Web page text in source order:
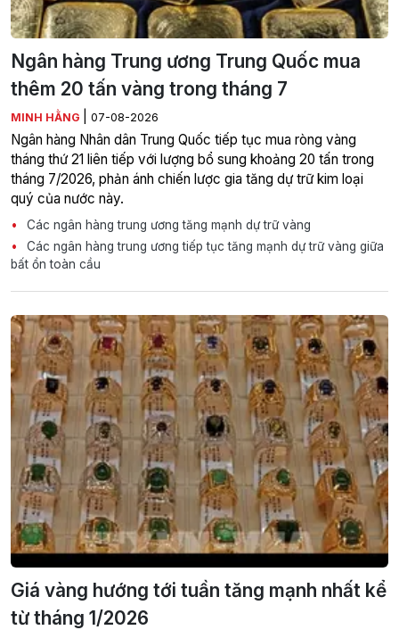
Ngân hàng Trung ương Trung Quốc mua
thêm 20 tấn vàng trong tháng 7
MINH HẰNG 07-08-2026
Ngân hàng Nhân dân Trung Quốc tiếp tục mua ròng vàng
tháng thứ 21 liên tiếp với lượng bổ sung khoảng 20 tấn trong
tháng 7/2026, phản ánh chiến lược gia tăng dự trữ kim loại
quý của nước này.
Các ngân hàng trung ương tăng mạnh dự trữ vàng
Các ngân hàng trung ương tiếp tục tăng mạnh dự trữ vàng giữa
bất ổn toàn cầu
Giá vàng hướng tới tuần tăng mạnh nhất kể
từ tháng 1/2026